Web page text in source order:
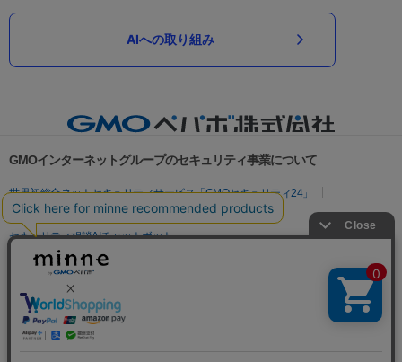
AIへの取り組み
GMOインターネットグループのセキュリティ事業について
世界初総合ネットセキュリティサービス「GMOセキュリティ24」
パスワード漏洩診断
Webサイトリスク診断
セキュリティ相談AIチャットボット
実在証明・盗聴対策
サイバー攻撃対策（GMO Flatt Security）
セキュリティ事業の軌跡